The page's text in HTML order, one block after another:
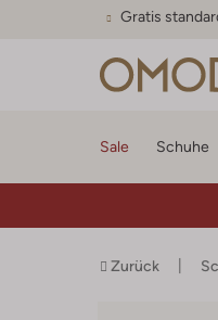
Gratis
Sale Schuhe
Zurück